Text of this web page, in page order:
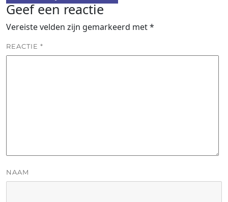
Geef een reactie
Vereiste velden zijn gemarkeerd met*
REACTIE *
NAAM